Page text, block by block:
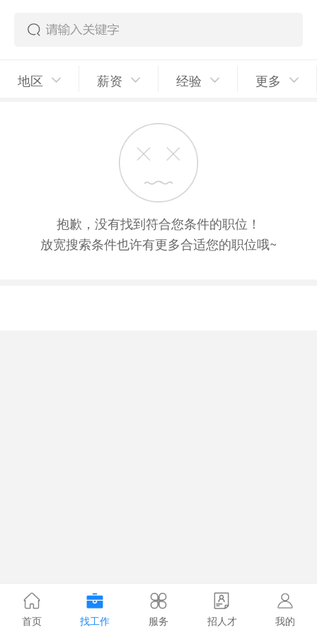
地区 薪资 经验 更多
抱歉，没有找到符合您条件的职位！
放宽搜索条件也许有更多合适您的职位哦~
首页 找工作 服务 招人才 我的